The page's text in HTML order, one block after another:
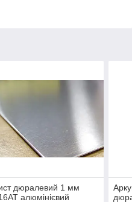
дюралевий 1 мм
алюмінієвий